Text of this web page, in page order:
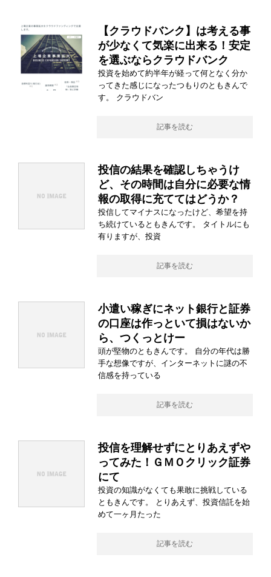
【クラウドバンク】は考える事
が少なくて気楽に出来る！安定
を選ぶならクラウドバンク
投資を始めて約半年が経って何となく分か
ってきた感じになったつもりのともきんで
す。 クラウドバン
記事を読む
投信の結果を確認しちゃうけ
ど、その時間は自分に必要な情
報の取得に充ててはどうか？
投信してマイナスになったけど、希望を持
ち続けているともきんです。 タイトルにも
有りますが、投資
記事を読む
小遣い稼ぎにネット銀行と証券
の口座は作っといて損はないか
ら、つくっとけー
頭が堅物のともきんです。 自分の年代は勝
手な想像ですが、インターネットに謎の不
信感を持っている
記事を読む
投信を理解せずにとりあえずや
ってみた！ＧＭＯクリック証券
にて
投資の知識がなくても果敢に挑戦している
ともきんです。 とりあえず、投資信託を始
めて一ヶ月たった
記事を読む